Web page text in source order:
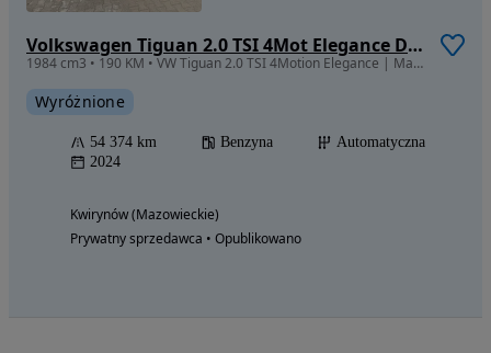
Volkswagen Tiguan 2.0 TSI 4Mot Elegance DSG
1984 cm3 • 190 KM • VW Tiguan 2.0 TSI 4Motion Elegance | Matrix LED | 360° | Panorama
Wyróżnione
54 374 km Benzyna
Automatyczna
2024
Kwirynów (Mazowieckie)
Prywatny sprzedawca • Opublikowano